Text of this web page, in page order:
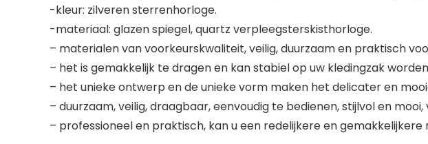
-kleur: zilveren sterrenhorloge.
-materiaal: glazen spiegel, quartz verpleegsterskisthorloge.
– materialen van voorkeurskwaliteit, veilig, duurzaam en praktisch
– het is gemakkelijk te dragen en kan stabiel op uw kledingzak
– het unieke ontwerp en de unieke vorm maken het delicater en
– duurzaam, veilig, draagbaar, eenvoudig te bedienen, stijlvol en
– professioneel en praktisch, kan u een redelijkere en